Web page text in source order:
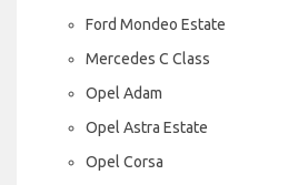
Ford Mondeo Estate
Mercedes C Class
Opel Adam
Opel Astra Estate
Opel Corsa